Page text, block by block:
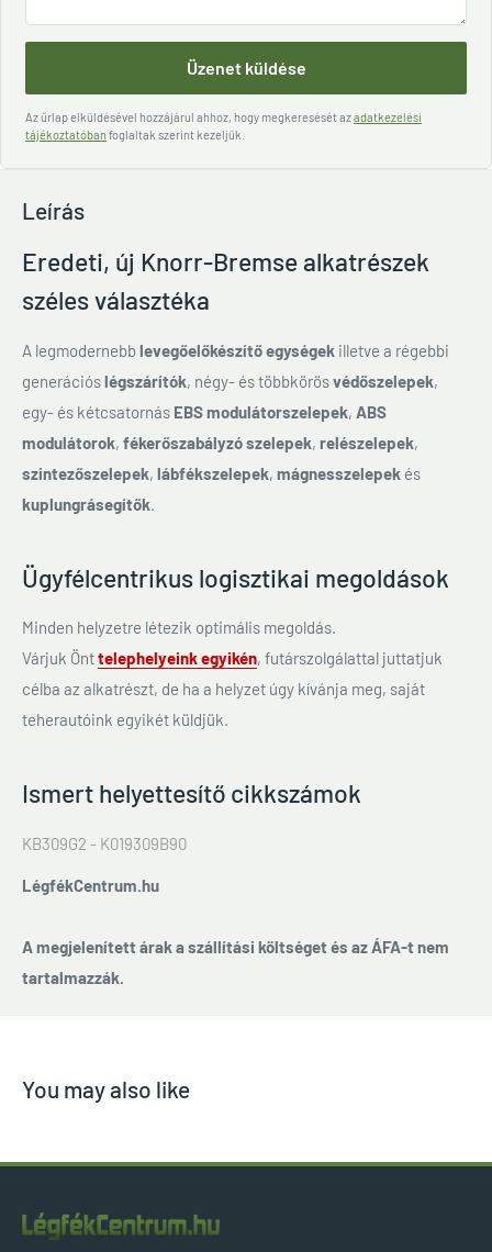
Üzenet küldése
Az űrlap elküldésével hozzájárul ahhoz, hogy megkeresését azadatkezelési
tájékoztatóban foglaltak szerint kezeljük.
Leírás
Eredeti, új Knorr-Bremse alkatrészek
széles választéka
A legmodernebblevegőelőkészítő egységek illetve a régebbi
generációslégszárítók, négy- és többkörösvédőszelepek,
egy- és kétcsatornás EBS modulátorszelepek, ABS
modulátorok, fékerőszabályzó szelepek, relészelepek,
szintezőszelepek, lábfékszelepek, mágnesszelepek és
kuplungrásegítők.
Ügyfélcentrikus logisztikai megoldások
Minden helyzetre létezik optimális megoldás.
Várjuk Önttelephelyeink egyikén, futárszolgálattal juttatjuk
célba az alkatrészt, de ha a helyzet úgy kívánja meg, saját
teherautóink egyikét küldjük.
Ismert helyettesítő cikkszámok
KB309G2 - K019309B90
LégfékCentrum.hu
A megjelenített árak a szállítási költséget és az ÁFA-t nem
tartalmazzák.
You may also like